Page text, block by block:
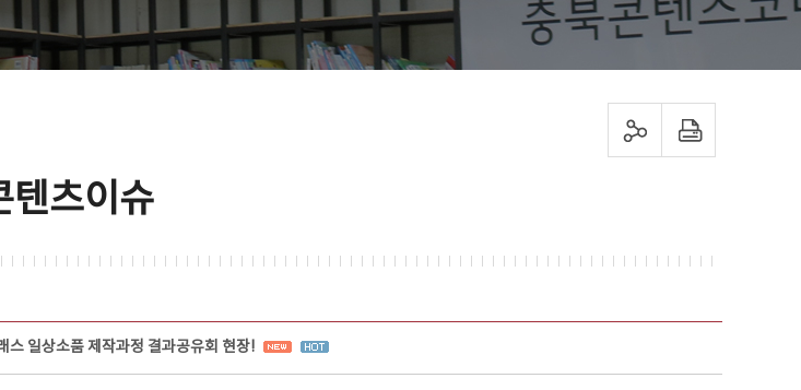
sns 공유하기 프린트하기
텐츠이슈
일상소품 제작과정 결과공유회 현장!